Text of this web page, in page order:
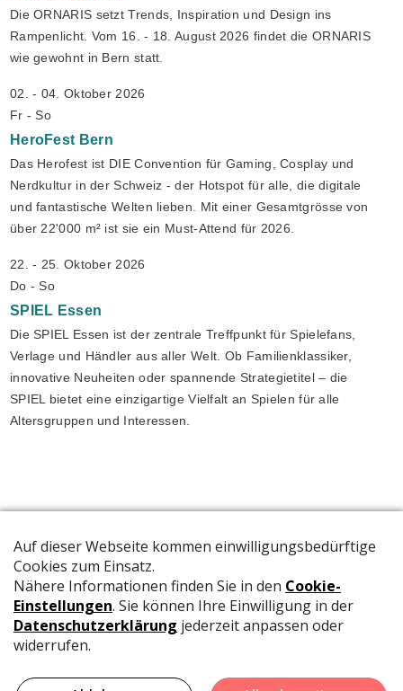
Die ORNARIS setzt Trends, Inspiration und Design ins
Rampenlicht. Vom 16. - 18. August 2026 findet die ORNARIS
wie gewohnt in Bern statt.
02. - 04. Oktober 2026
Fr - So
HeroFest Bern
Das Herofest ist DIE Convention für Gaming, Cosplay und
Nerdkultur in der Schweiz - der Hotspot für alle, die digitale
und fantastische Welten lieben. Mit einer Gesamtgrösse von
über 22'000 m² ist sie ein Must-Attend für 2026.
22. - 25. Oktober 2026
Do - So
SPIEL Essen
Die SPIEL Essen ist der zentrale Treffpunkt für Spielefans,
Verlage und Händler aus aller Welt. Ob Familienklassiker,
innovative Neuheiten oder spannende Strategietitel – die
SPIEL bietet eine einzigartige Vielfalt an Spielen für alle
Altersgruppen und Interessen.
Die offizielle Publikation der Schweizer Papeterien informiert